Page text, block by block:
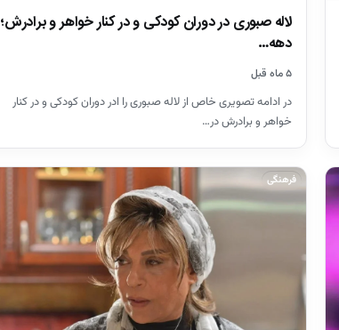
لاله صبوری در دوران کودکی و در کنار خواهر و برادرش؛
دهه…
۵ ماه قبل
در ادامه تصویری خاص از لاله صبوری را ادر دوران کودکی و در کنار
خواهر و برادرش در…
فرهنگی